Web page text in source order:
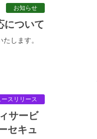
お知らせ
について
します。
ースリリース
セキュ